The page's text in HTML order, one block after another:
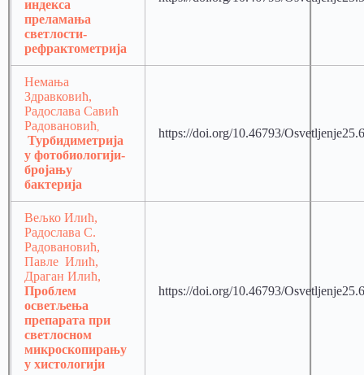
индекса
преламања
светлости-
рефрактометрија
Немања
Здравковић,
Радослава Савић
Радовановић
Турбидиметрија
у фотобиологији-
бројању
бактерија
https://doi.org/10.46793/
Вељко Илић,
Радослава С.
Радовановић,
Павле Илић,
Драган Илић,
Проблем
осветљења
препарата при
светлосном
микроскопирању
у хистологији
https://doi.org/10.46793/